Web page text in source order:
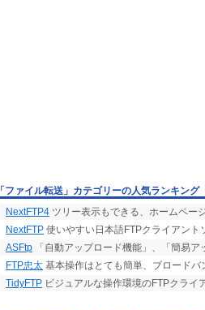
「ファイル転送」カテゴリーの人気ランキング
NextFTP4 ツリー表示もできる、ホームペー
NextFTP 使いやすい日本語FTPクライアン
ASFtp 「自動アップロード機能」、「簡易
FTP忠太 基本操作はとても簡単、ブロード
TidyFTP ビジュアルな操作環境のFTPクライ